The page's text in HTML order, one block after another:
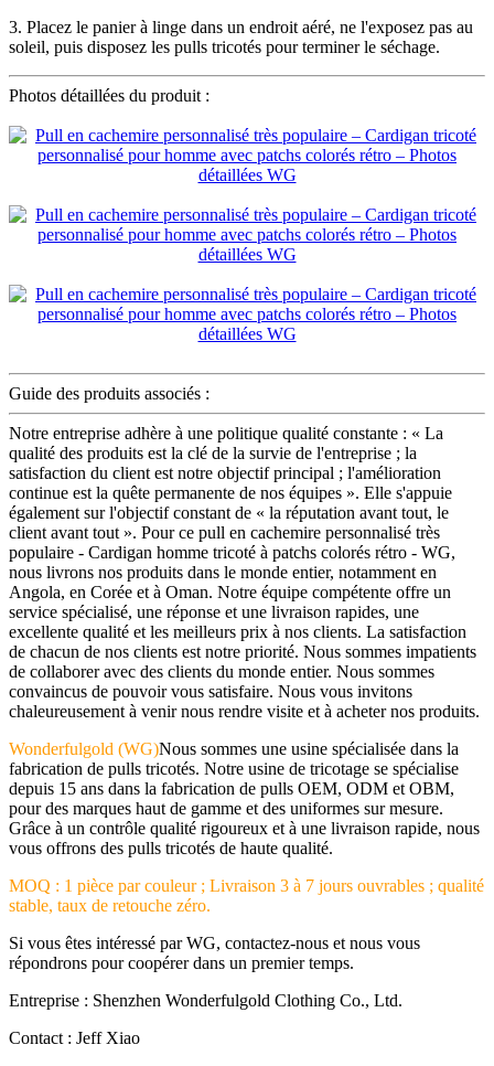
3. Placez le panier à linge dans un endroit aéré, ne l'exposez pas au
soleil, puis disposez les pulls tricotés pour terminer le séchage.
Photos détaillées du produit :
Guide des produits associés :
Notre entreprise adhère à une politique qualité constante : « La
qualité des produits est la clé de la survie de l'entreprise ; la
satisfaction du client est notre objectif principal ; l'amélioration
continue est la quête permanente de nos équipes ». Elle s'appuie
également sur l'objectif constant de « la réputation avant tout, le
client avant tout ». Pour ce pull en cachemire personnalisé très
populaire - Cardigan homme tricoté à patchs colorés rétro - WG,
nous livrons nos produits dans le monde entier, notamment en
Angola, en Corée et à Oman. Notre équipe compétente offre un
service spécialisé, une réponse et une livraison rapides, une
excellente qualité et les meilleurs prix à nos clients. La satisfaction
de chacun de nos clients est notre priorité. Nous sommes impatients
de collaborer avec des clients du monde entier. Nous sommes
convaincus de pouvoir vous satisfaire. Nous vous invitons
chaleureusement à venir nous rendre visite et à acheter nos produits.
Wonderfulgold (WG)Nous sommes une usine spécialisée dans la
fabrication de pulls tricotés. Notre usine de tricotage se spécialise
depuis 15 ans dans la fabrication de pulls OEM, ODM et OBM,
pour des marques haut de gamme et des uniformes sur mesure.
Grâce à un contrôle qualité rigoureux et à une livraison rapide, nous
vous offrons des pulls tricotés de haute qualité.
MOQ : 1 pièce par couleur ; Livraison 3 à 7 jours ouvrables ; qualité
stable, taux de retouche zéro.
Si vous êtes intéressé par WG, contactez-nous et nous vous
répondrons pour coopérer dans un premier temps.
Entreprise : Shenzhen Wonderfulgold Clothing Co., Ltd.
Contact : Jeff Xiao